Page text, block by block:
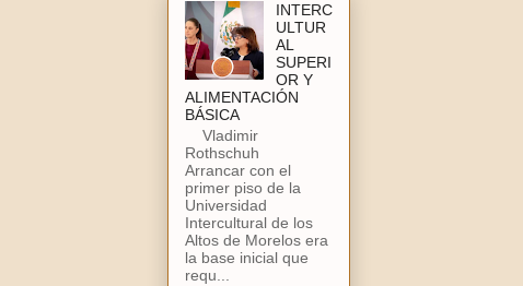
INTERC
ULTUR
AL
SUPERI
OR Y
ALIMENTACIÓN
BÁSICA
Vladimir
Rothschuh
Arrancar con el
primer piso de la
Universidad
Intercultural de los
Altos de Morelos era
la base inicial que
requ...